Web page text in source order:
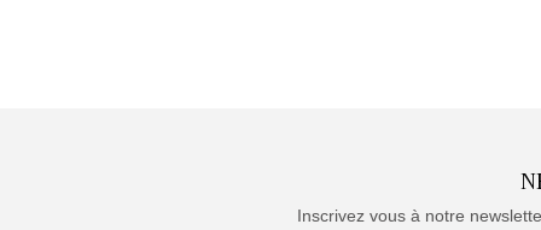
Inscrivez vous à notre